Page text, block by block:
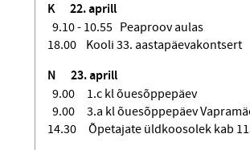
K 22. aprill
9.10 - 10.55 Peaproov aulas
18.00 Kooli 33. aastapäevakontsert
N 23. aprill
9.00 1.c kl õuesõppepäev
9.00 3.a kl õuesõppepäev
14.30 Õpetajate üldkoosolek kab